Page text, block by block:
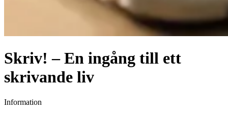
Skriv! – En ingång till ett
skrivande liv
Information